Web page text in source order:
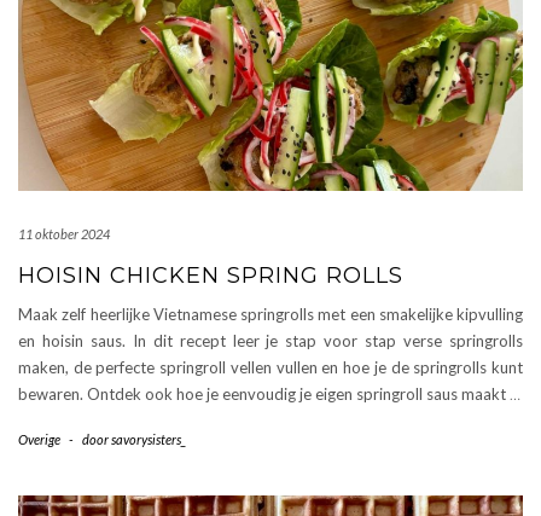
11 oktober 2024
HOISIN CHICKEN SPRING ROLLS
Maak zelf heerlijke Vietnamese springrolls met een smakelijke kipvulling
en hoisin saus. In dit recept leer je stap voor stap verse springrolls
maken, de perfecte springroll vellen vullen en hoe je de springrolls kunt
bewaren. Ontdek ook hoe je eenvoudig je eigen springroll saus maakt …
Overige - doorsavorysisters_